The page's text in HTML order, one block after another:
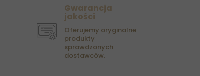
Gwarancja
jakości
Oferujemy oryginalne
produkty
sprawdzonych
dostawców.